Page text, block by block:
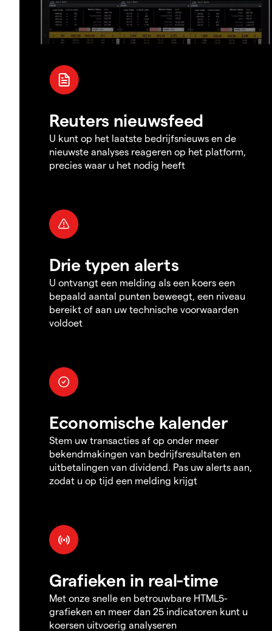
Reuters nieuwsfeed
U kunt op het laatste bedrijfsnieuws en de
nieuwste analyses reageren op het platform,
precies waar u het nodig heeft
Drie typen alerts
U ontvangt een melding als een koers een
bepaald aantal punten beweegt, een niveau
bereikt of aan uw technische voorwaarden
voldoet
Economische kalender
Stem uw transacties af op onder meer
bekendmakingen van bedrijfsresultaten en
uitbetalingen van dividend. Pas uw alerts aan,
zodat u op tijd een melding krijgt
Grafieken in real-time
Met onze snelle en betrouwbare HTML5-
grafieken en meer dan 25 indicatoren kunt u
koersen uitvoerig analyseren